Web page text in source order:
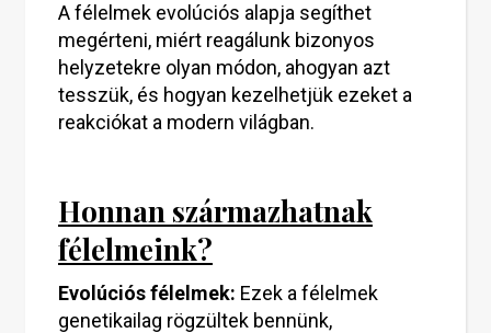
A félelmek evolúciós alapja segíthet
megérteni, miért reagálunk bizonyos
helyzetekre olyan módon, ahogyan azt
tesszük, és hogyan kezelhetjük ezeket a
reakciókat a modern világban.
Honnan származhatnak
félelmeink?
Evolúciós félelmek: Ezek a félelmek
genetikailag rögzültek bennünk,